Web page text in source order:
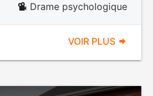
Drame psychologique
VOIR PLUS